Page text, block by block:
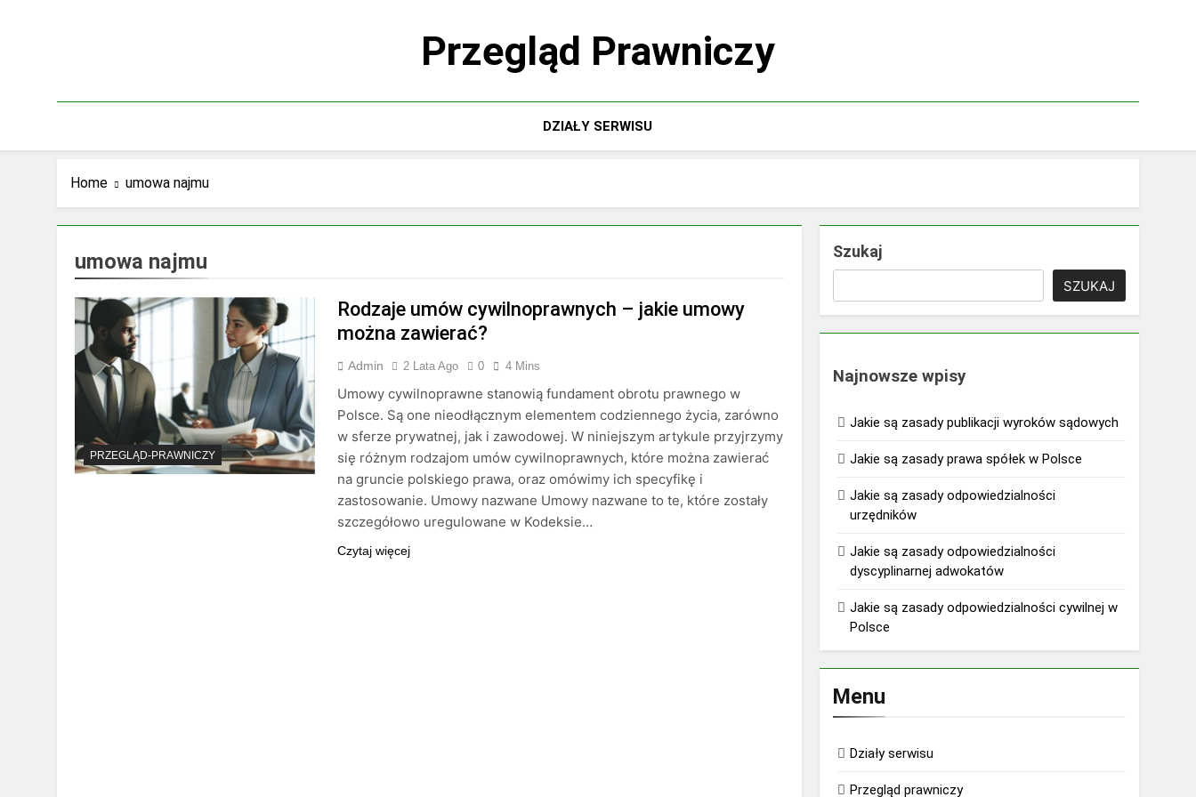
Przegląd Prawniczy
DZIAŁY SERWISU
Home umowa najmu
umowa najmu
PRZEGLĄD-PRAWNICZY
Rodzaje umów cywilnoprawnych – jakie umowy
można zawierać?
Admin 2 Lata Ago 0 4 Mins
Umowy cywilnoprawne stanowią fundament obrotu prawnego w
Polsce. Są one nieodłącznym elementem codziennego życia, zarówno
w sferze prywatnej, jak i zawodowej. W niniejszym artykule przyjrzymy
się różnym rodzajom umów cywilnoprawnych, które można zawierać
na gruncie polskiego prawa, oraz omówimy ich specyfikę i
zastosowanie. Umowy nazwane Umowy nazwane to te, które zostały
szczegółowo uregulowane w Kodeksie…
Czytaj więcej
Szukaj
SZUKAJ
Najnowsze wpisy
Jakie są zasady publikacji wyroków sądowych
Jakie są zasady prawa spółek w Polsce
Jakie są zasady odpowiedzialności
urzędników
Jakie są zasady odpowiedzialności
dyscyplinarnej adwokatów
Jakie są zasady odpowiedzialności cywilnej w
Polsce
Menu
Działy serwisu
Przegląd prawniczy